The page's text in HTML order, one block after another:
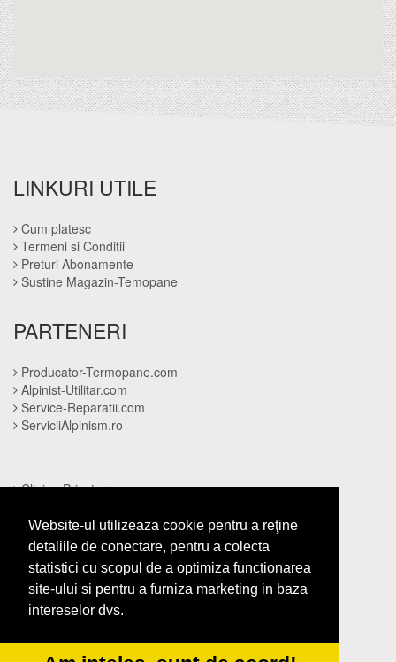
Website-ul utilizeaza cookie pentru a reţine
detaliile de conectare, pentru a colecta
statistici cu scopul de a optimiza functionarea
site-ului si pentru a furniza marketing in baza
intereselor dvs.
LINKURI UTILE
Cum platesc
Termeni si Conditii
Preturi Abonamente
Sustine Magazin-Temopane
PARTENERI
Producator-Termopane.com
Alpinist-Utilitar.com
Service-Reparatii.com
ServiciiAlpinism.ro
Clinica-Privata.ro
InstalatiiSolare.com
NonStopDeschis.ro
Cabinet-Individual.ro
CentraleBoilere.ro